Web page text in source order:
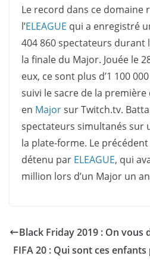
Le record dans ce domaine
l’ELEAGUE qui a enregistré
404 860 spectateurs durant
la finale du Major. Jouée le
eux, ce sont plus d’1 100
suivi le sacre de la
en Majorsur Twitch.tv.
spectateurs simultanés sur
la plate-forme. Le
détenu par ELEAGUE, qui
million lors d’un Major un
Black Friday 2019 : On vous
FIFA 20 : Qui sont ces